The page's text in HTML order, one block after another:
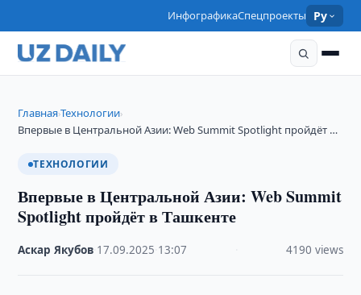
ИнфографикаСпецпроекты Ру
Главная›Технологии›
Впервые в Центральной Азии: Web Summit Spotlight пройдёт …
ТЕХНОЛОГИИ
Впервые в Центральной Азии: Web Summit
Spotlight пройдёт в Ташкенте
Аскар Якубов 17.09.2025 13:07 4190 views